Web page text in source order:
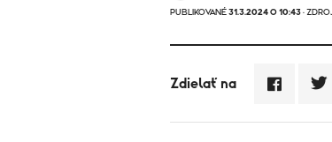
PUBLIKOVANÉ 31.3.2024 O 10:43 ·
Zdielať na